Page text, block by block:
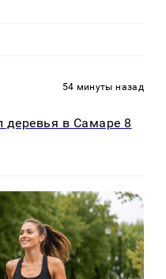
54 минуты назад
деревья в Самаре 8